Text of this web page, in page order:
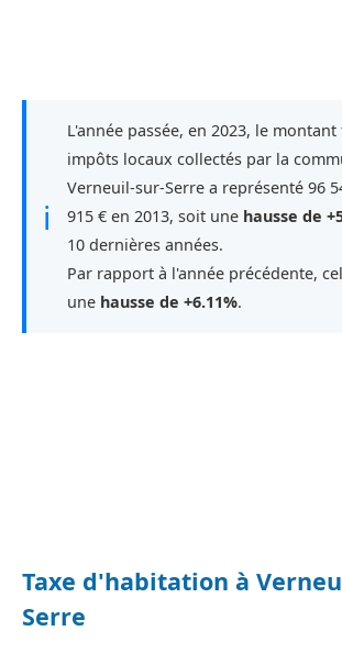
ℹ
L'année passée, en 2023, le
impôts locaux collectés par la
Verneuil-sur-Serre a représenté 96
915 € en 2013, soit une hausse de
10 dernières années.
Par rapport à l'année précédente,
une hausse de +6.11%.
Taxe d'habitation à
Serre